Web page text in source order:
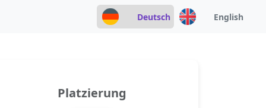
Deutsch English
Platzierung